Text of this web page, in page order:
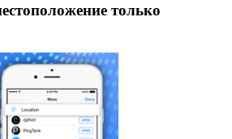
только